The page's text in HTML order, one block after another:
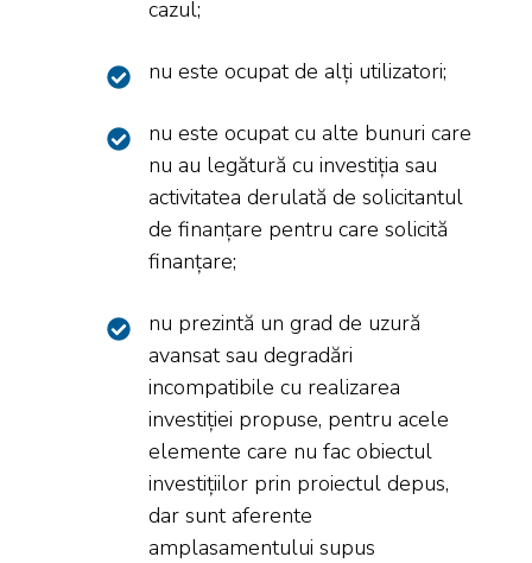
cazul;
nu este ocupat de alți utilizatori;
nu este ocupat cu alte bunuri care
nu au legătură cu investiția sau
activitatea derulată de solicitantul
de finanțare pentru care solicită
finanțare;
nu prezintă un grad de uzură
avansat sau degradări
incompatibile cu realizarea
investiției propuse, pentru acele
elemente care nu fac obiectul
investițiilor prin proiectul depus,
dar sunt aferente
amplasamentului supus